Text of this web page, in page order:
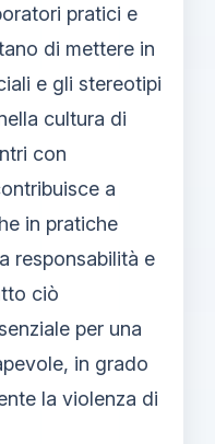
pratici e
di mettere in
e gli stereotipi
cultura di
con
a
in pratiche
responsabilità e
ciò
per una
in grado
la violenza di